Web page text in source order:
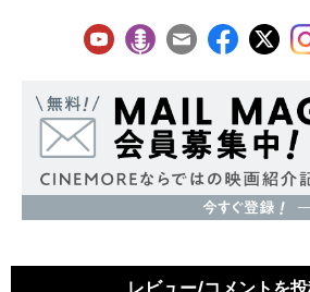
レビュー/コメントを